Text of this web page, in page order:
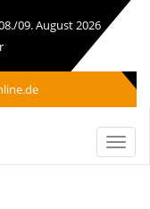
09. August 2026